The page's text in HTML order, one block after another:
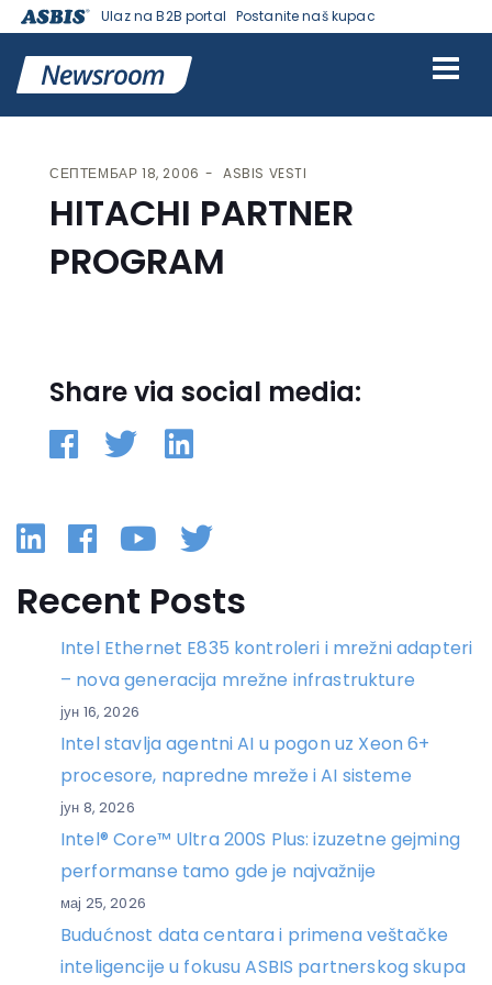
Ulaz na B2B portal Postanite naš kupac
СЕПТЕМБАР 18, 2006 ASBIS VESTI
HITACHI PARTNER
PROGRAM
Share via social media:
Linkedin
Facebook
YouTube
Twitter
Recent Posts
Intel Ethernet E835 kontroleri i mrežni adapteri
– nova generacija mrežne infrastrukture
јун 16, 2026
Intel stavlja agentni AI u pogon uz Xeon 6+
procesore, napredne mreže i AI sisteme
јун 8, 2026
Intel® Core™ Ultra 200S Plus: izuzetne gejming
performanse tamo gde je najvažnije
мај 25, 2026
Budućnost data centara i primena veštačke
inteligencije u fokusu ASBIS partnerskog skupa